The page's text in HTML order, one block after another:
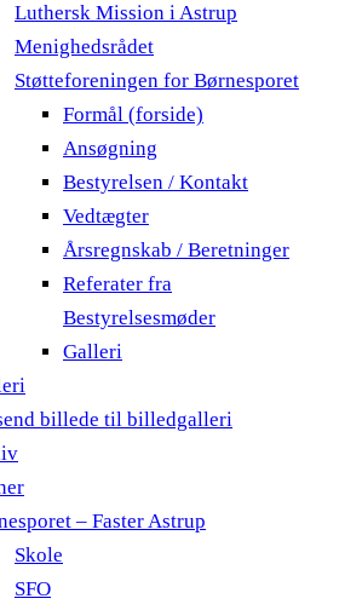
Luthersk Mission i Astrup
Menighedsrådet
Støtteforeningen for Børnesporet
Formål (forside)
Ansøgning
Bestyrelsen / Kontakt
Vedtægter
Årsregnskab / Beretninger
Referater fra
Bestyrelsesmøder
Galleri
billede til billedgalleri
– Faster Astrup
Skole
SFO